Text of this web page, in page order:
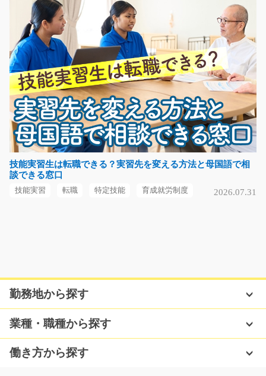
長期（3ヶ月以上）
時給1200円～
大阪府堺市堺区
気になる
部品の加工スタッフ/y08_02225
急募
自動車の金属部品を製造する工場内作業で 主に、製造オ
ペレーターをお任せ…
長期（3ヶ月以上）
時給1,400円
自動販売機部品の組立やスポンジ貼付/i01_00967
急募
＼時給上がりました／高時給希望の方！ 自販機内部の組
立などお願いします…
長期（3ヶ月以上）
時給1300円
技能実習生は転職できる？実習先を変える方法と母国語で相
談できる窓口
技能実習 転職 特定技能 育成就労制度 2026.07.31
勤務地から探す
業種・職種から探す
働き方から探す